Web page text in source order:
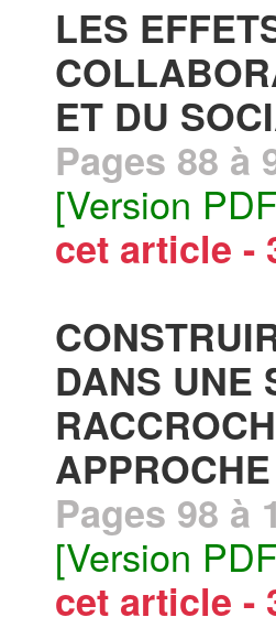
LES
ET DU
Pages 88 à
[Version
cet article -
DANS UNE
Pages 98 à
[Version
cet article -